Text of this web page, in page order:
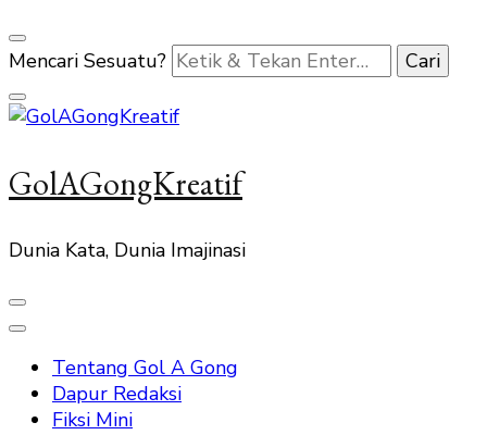
Mencari Sesuatu?
GolAGongKreatif
Dunia Kata, Dunia Imajinasi
Tentang Gol A Gong
Dapur Redaksi
Fiksi Mini